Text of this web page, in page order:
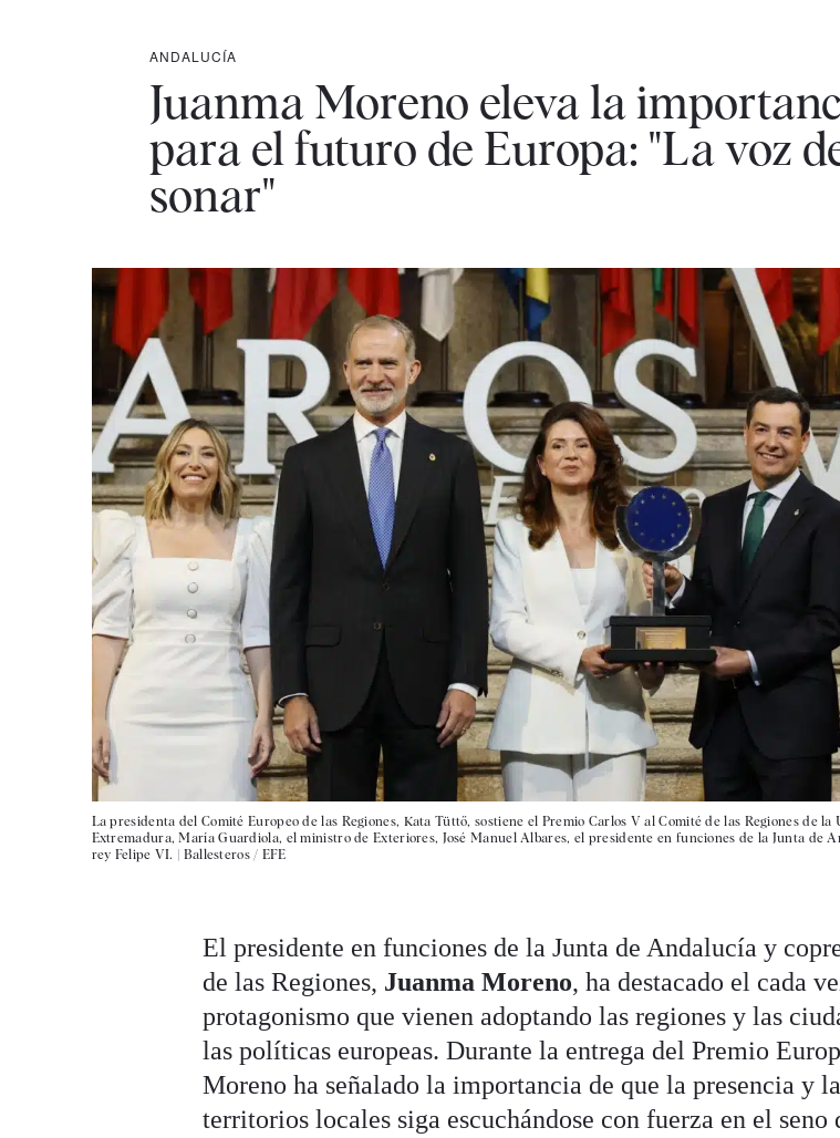
ANDALUCÍA
Juanma Moreno eleva la
para el futuro de Europa: "La voz
sonar"
La presidenta del Comité Europeo de las Regiones, Kata Tüttő, sostiene el Premio Carlos V al Comité de las Regiones de
Extremadura, María Guardiola, el ministro de Exteriores, José Manuel Albares, el presidente en funciones de la Junta de
rey Felipe VI. | Ballesteros / EFE
El presidente en funciones de la Junta de Andalucía y
de las Regiones, Juanma Moreno, ha destacado el cada
protagonismo que vienen adoptando las regiones y las
las políticas europeas. Durante la entrega del Premio
Moreno ha señalado la importancia de que la presencia y
territorios locales siga escuchándose con fuerza en el